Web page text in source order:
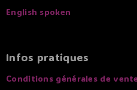
English spoken
Infos pratiques
Conditions générales de